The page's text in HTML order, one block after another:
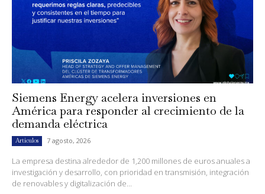
Siemens Energy acelera inversiones en
América para responder al crecimiento de la
demanda eléctrica
Artículos 7 agosto, 2026
La empresa destina alrededor de 1,200 millones de euros anuales a
investigación y desarrollo, con prioridad en transmisión, integración
de renovables y digitalización de...